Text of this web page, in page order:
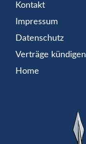
Kontakt
Impressum
Datenschutz
Verträge kündigen
Home